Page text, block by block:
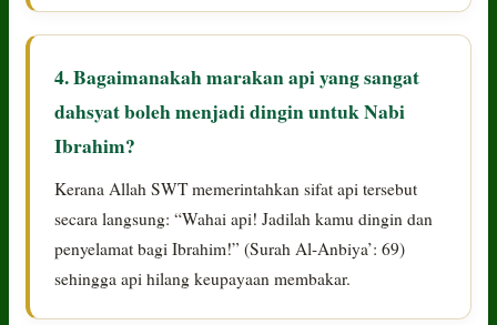
4. Bagaimanakah marakan api yang sangat
dahsyat boleh menjadi dingin untuk Nabi
Ibrahim?
Kerana Allah SWT memerintahkan sifat api tersebut
secara langsung: “Wahai api! Jadilah kamu dingin dan
penyelamat bagi Ibrahim!” (Surah Al-Anbiya’: 69)
sehingga api hilang keupayaan membakar.